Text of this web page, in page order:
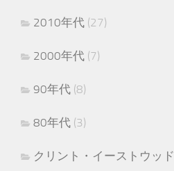
2010年代 (27)
2000年代 (7)
90年代 (8)
80年代 (3)
クリント・イーストウッド